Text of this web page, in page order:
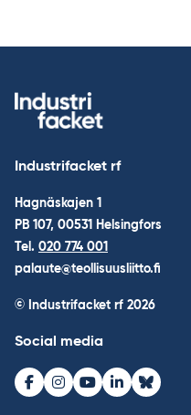
Industrifacket rf
Hagnäskajen 1
PB 107, 00531 Helsingfors
Tel. 020 774 001
palaute@teollisuusliitto.fi
© Industrifacket rf 2026
Social media
Facebook
Instagram
Youtube
LinkedInBluesky